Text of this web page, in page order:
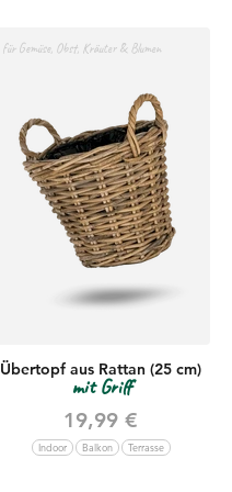
für Gemüse, Obst, Kräuter & Blumen
Übertopf aus Rattan (25 cm)
mit Griff
Angebot
19,99 €
Indoor Balkon Terrasse